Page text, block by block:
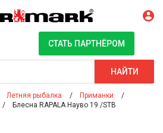
СТАТЬ ПАРТНЁРОМ
НАЙТИ
Летняя рыбалка
Приманки
Блесна RAPALA Науво 19 /STB